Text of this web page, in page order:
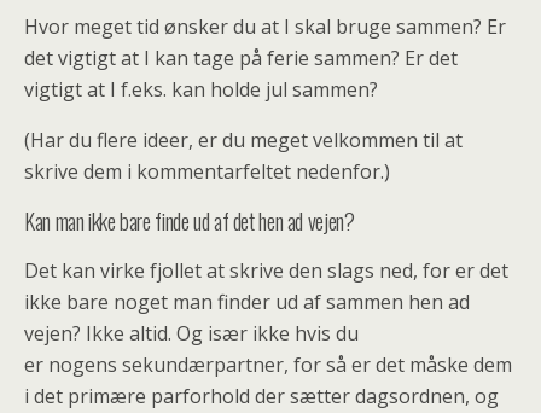
Hvor meget tid ønsker du at I skal bruge sammen? Er
det vigtigt at I kan tage på ferie sammen? Er det
vigtigt at I f.eks. kan holde jul sammen?
(Har du flere ideer, er du meget velkommen til at
skrive dem i kommentarfeltet nedenfor.)
Kan man ikke bare finde ud af det hen ad vejen?
Det kan virke fjollet at skrive den slags ned, for er det
ikke bare noget man finder ud af sammen hen ad
vejen? Ikke altid. Og især ikke hvis du
er nogens sekundærpartner, for så er det måske dem
i det primære parforhold der sætter dagsordnen, og